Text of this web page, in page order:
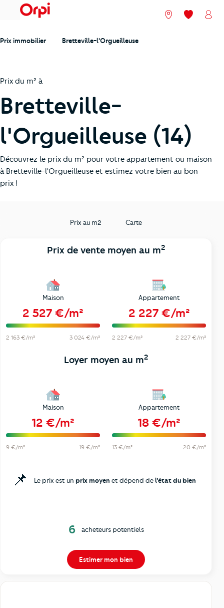
menu Nos agences
Mes
Prix immobilier Bretteville-l'Orgueilleuse
Prix du m² à
Bretteville-
l'Orgueilleuse (14)
Découvrez le prix du m² pour votre appartement ou maison
à Bretteville-l'Orgueilleuse et estimez votre bien au bon
prix !
Prix au m2 Carte
Prix de vente moyen au m2
Maison
2 527 €/m²
2 163 €/m² 3 024 €/m²
Appartement
2 227 €/m²
2 227 €/m² 2 227 €/m²
Loyer moyen au m2
Maison
12 €/m²
9 €/m² 19 €/m²
Appartement
18 €/m²
13 €/m² 20 €/m²
📌 Le prix est un prix moyen et dépend del’état du bien
6 acheteurs potentiels
Estimer mon bien